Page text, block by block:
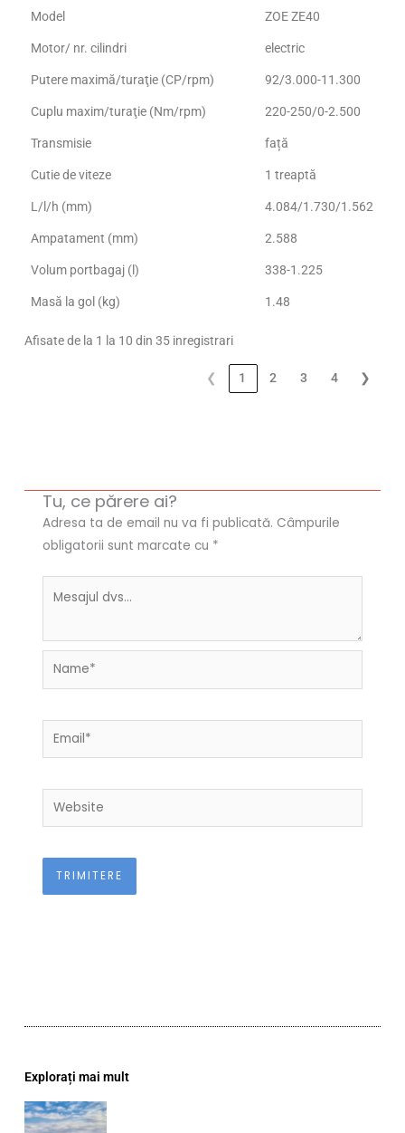
Model ZOE ZE40
Motor/ nr. cilindri electric
Putere maximă/turaţie (CP/rpm) 92/3.000-11.300
Cuplu maxim/turaţie (Nm/rpm) 220-250/0-2.500
Transmisie față
Cutie de viteze 1 treaptă
L/l/h (mm) 4.084/1.730/1.562
Ampatament (mm) 2.588
Volum portbagaj (l) 338-1.225
Masă la gol (kg) 1.48
Afisate de la 1 la 10 din 35 inregistrari
❮ 1 2 3 4 ❯
Tu, ce părere ai?
Adresa ta de email nu va fi publicată. Câmpurile
obligatorii sunt marcate cu *
Name*
Email*
Website
Explorați mai mult